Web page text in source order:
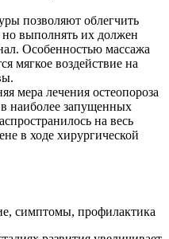
позволяют облегчить
но выполнять их должен
Особенностью массажа
мягкое воздействие на
мера лечения остеопороза
в наиболее запущенных
на весь
в ходе хирургической